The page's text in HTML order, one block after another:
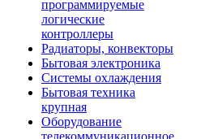
программируемые
логические
контроллеры
Радиаторы, конвекторы
Бытовая электроника
Системы охлаждения
Бытовая техника
крупная
Оборудование
телекоммуникационное